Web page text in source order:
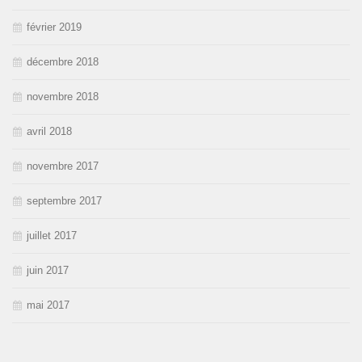
février 2019
décembre 2018
novembre 2018
avril 2018
novembre 2017
septembre 2017
juillet 2017
juin 2017
mai 2017